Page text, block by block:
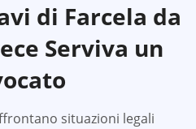
di Farcela da
Serviva un
situazioni legali